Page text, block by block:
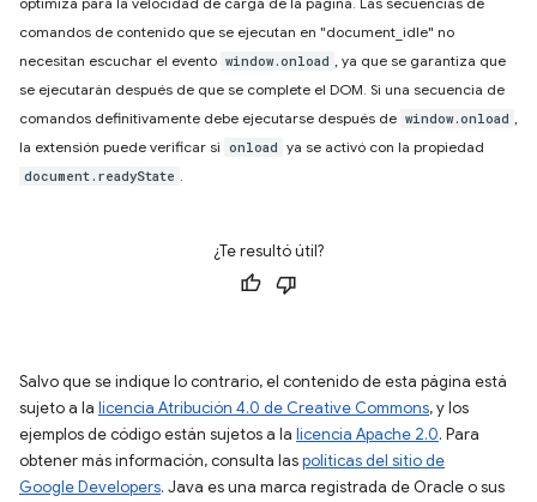
comandos de contenido que se ejecutan en "document_idle" no
necesitan escuchar el evento window.onload , ya que se garantiza que
se ejecutarán después de que se complete el DOM. Si una secuencia de
comandos definitivamente debe ejecutarse después de window.onload ,
la extensión puede verificar si onload ya se activó con la propiedad
document.readyState .
¿Te resultó útil?
Salvo que se indique lo contrario, el contenido de esta página está
sujeto a la licencia Atribución 4.0 de Creative Commons, y los
ejemplos de código están sujetos a la licencia Apache 2.0. Para
obtener más información, consulta laspolíticas del sitio de
Google Developers. Java es una marca registrada de Oracle o sus